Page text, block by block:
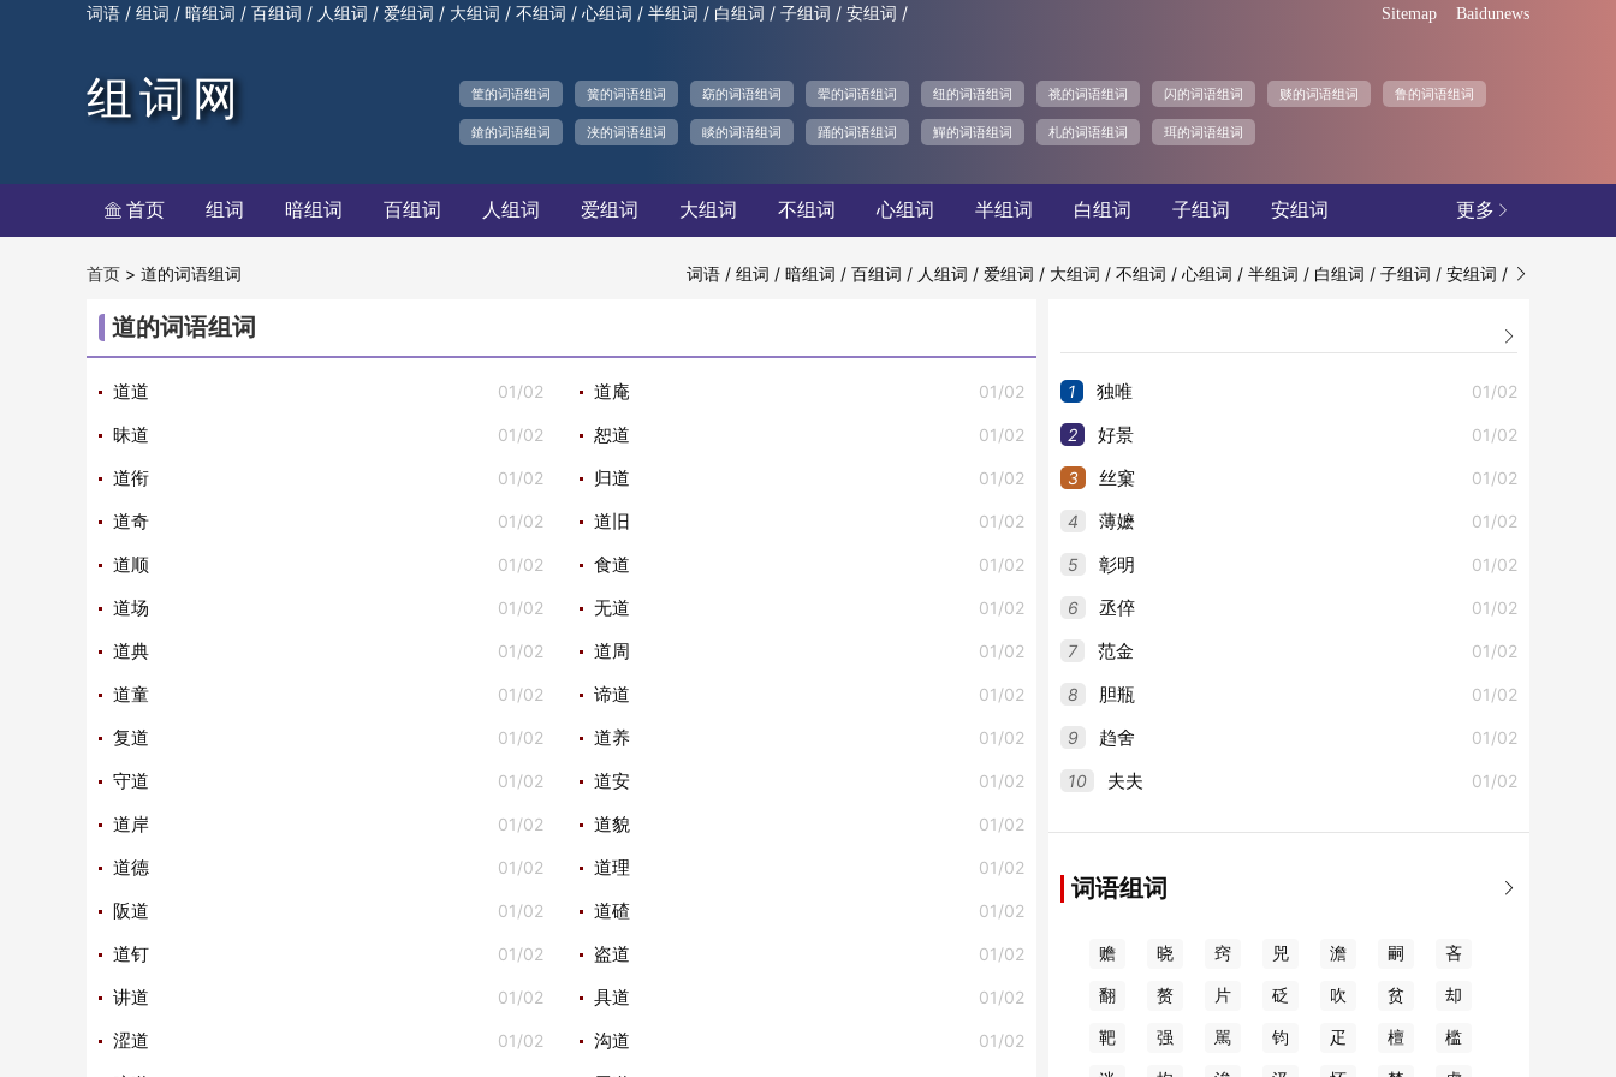
词语 / 组词 / 暗组词 / 百组词 / 人组词 / 爱组词 / 大组词 / 不组词 / 心组词 / 半组词 / 白组词 / 子组词 / 安组词 / Sitemap Baidunews
组词网 筐的词语组词 簧的词语组词 窈的词语组词 翚的词语组词 纽的词语组词 祧的词语组词 闪的词语组词 赕的词语组词 鲁的词语组词
鎗的词语组词 浃的词语组词 睒的词语组词 踊的词语组词 鱓的词语组词 札的词语组词 珥的词语组词
更多 
 首页 组词 暗组词 百组词 人组词 爱组词 大组词 不组词 心组词 半组词 白组词 子组词 安组词
词语 / 组词 / 暗组词 / 百组词 / 人组词 / 爱组词 / 大组词 / 不组词 / 心组词 / 半组词 / 白组词 / 子组词 / 安组词 / 
首页 > 道的词语组词
道的词语组词
01/02
道道 01/02
道庵
01/02
昧道 01/02
恕道
01/02
道衔 01/02
归道
01/02
道奇 01/02
道旧
01/02
道顺 01/02
食道
01/02
道场 01/02
无道
01/02
道典 01/02
道周
01/02
道童 01/02
谛道
01/02
复道 01/02
道养
01/02
守道 01/02
道安
01/02
道岸 01/02
道貌
01/02
道德 01/02
道理
01/02
阪道 01/02
道碴
01/02
道钉 01/02
盗道
01/02
讲道 01/02
具道
01/02
涩道 01/02
沟道

1 01/02
独唯
2 01/02
好景
3 01/02
丝窠
4 01/02
薄嬷
5 01/02
彰明
6 01/02
丞倅
7 01/02
范金
8 01/02
胆瓶
9 01/02
趋舍
10 01/02
夫夫

词语组词
赡 晓 窍 兕 澹 嗣 吝
翻 赘 片 砭 吹 贫 却
靶 强 駡 钧 疋 檀 槛